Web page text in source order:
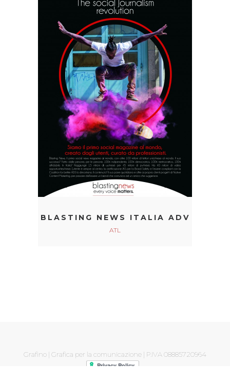
BLASTING NEWS ITALIA ADV
ATL
Grafino | Grafica per la comunicazione | P.IVA 08885720964